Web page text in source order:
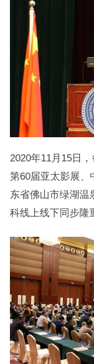
2020年11月15日
第60届亚太影展、
东省佛山市绿湖温
科线上线下同步隆